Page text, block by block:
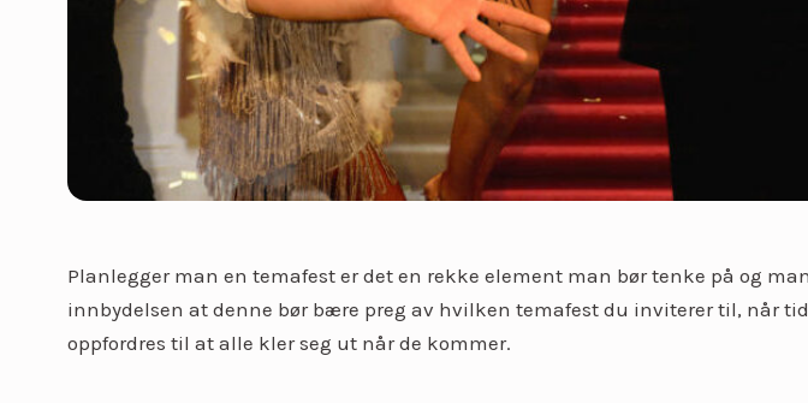
Planlegger man en temafest er det en rekke element man bør tenke på og
innbydelsen at denne bør bære preg av hvilken temafest du inviterer til, når
oppfordres til at alle kler seg ut når de kommer.